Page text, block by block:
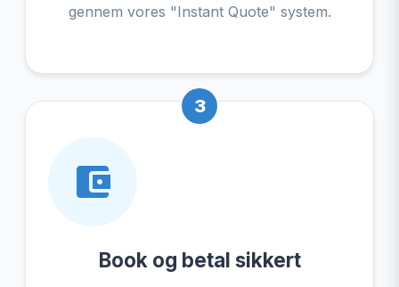
gennem vores "Instant Quote" system.
3
Book og betal sikkert